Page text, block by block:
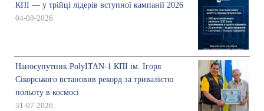
КПІ — у трійці лідерів вступної кампанії 2026
04-08-2026
Наносупутник PolyITAN-1 КПІ ім. Ігоря
Сікорського встановив рекорд за тривалістю
польоту в космосі
31-07-2026